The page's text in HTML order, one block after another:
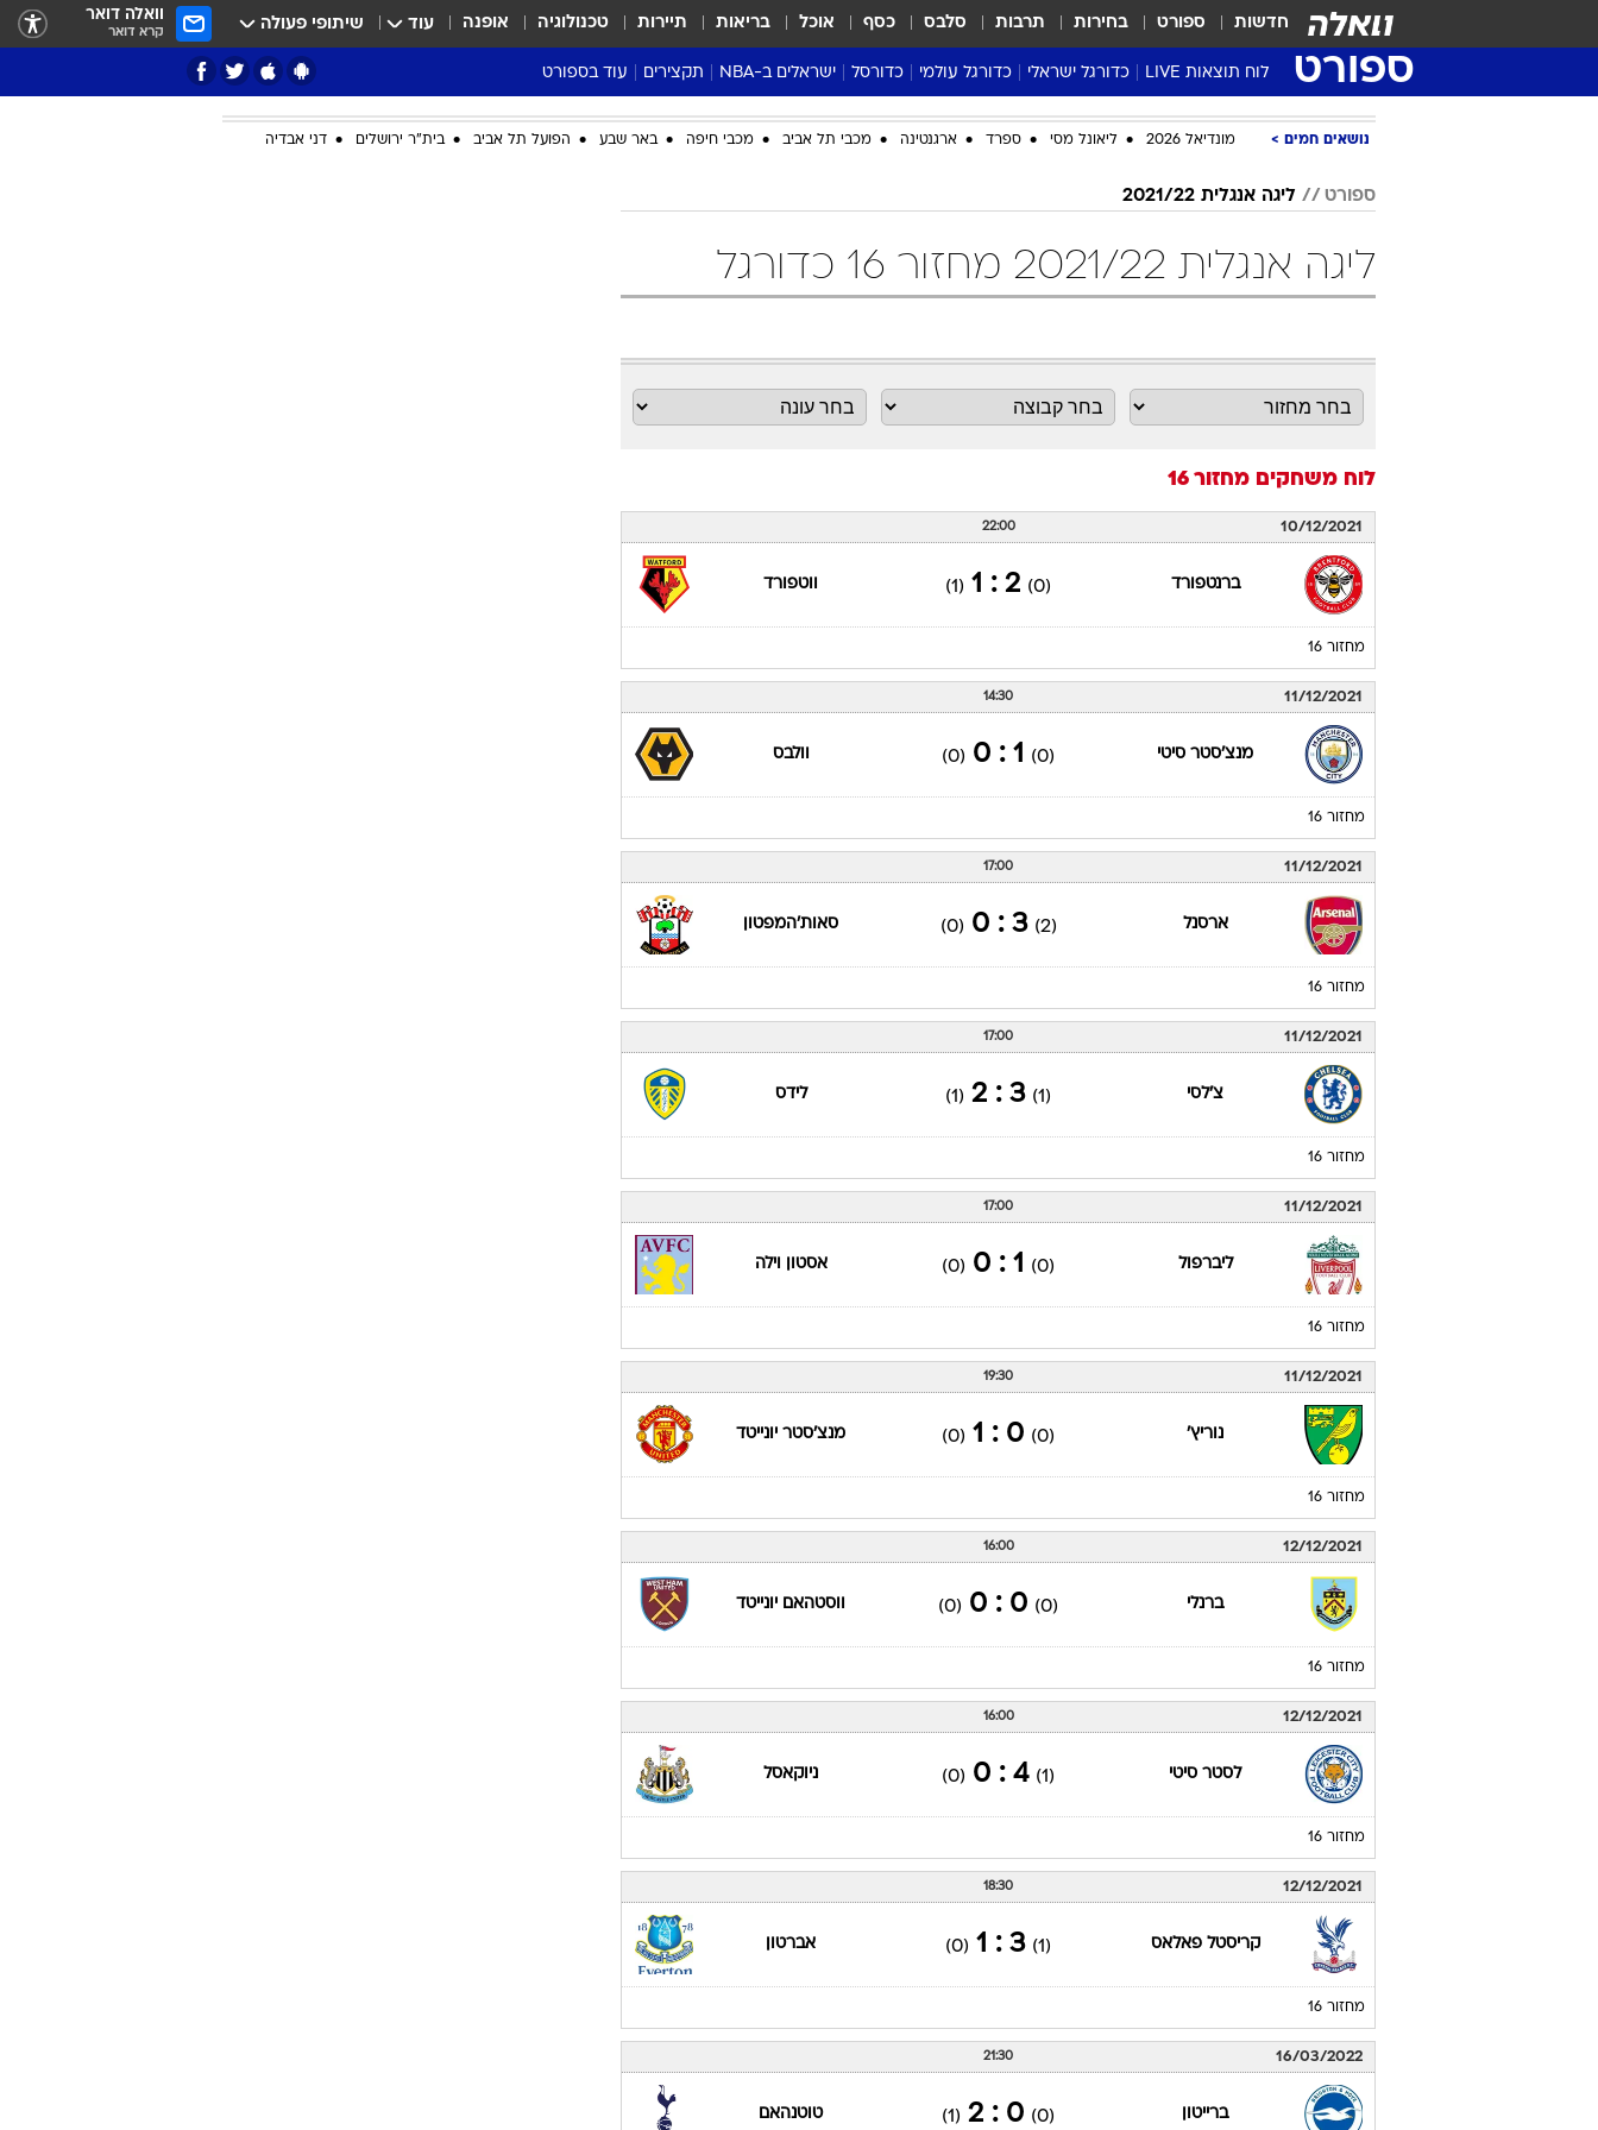
חדשות ספורט בחירות תרבות סלבס כסף אוכל בריאות תיירות טכנולוגיה אופנה עוד שיתופי פעולה וואלה דואר
קרא דואר
ספורט לוח תוצאות LIVE כדורגל ישראלי
ליגת העל Winner
גביע המדינה
שגרירים
נבחרות ישראל
ליגה א'
כדורגל עולמי
ליגה אנגלית
ליגה צרפתית
ליגת האלופות
דרום אמריקה
כדורסל
ליגת העל
נבחרות ישראל בכדורסל
כדורסל נשים
ישראלים ב-NBA
דני אבדיה
תקצירים עוד בספורט
מונדיאל 2026
NBA
אבא של שבת
סערה בממלכה
ענפים נוספים
כתבו לנו
נושאים חמים מונדיאל 2026 ליאונל מסי ספרד ארגנטינה מכבי תל אביב מכבי חיפה באר שבע הפועל תל אביב בית"ר ירושלים דני אבדיה
ספורט ליגה אנגלית 2021/22
ליגה אנגלית 2021/22 מחזור 16 כדורגל
לוח משחקים מחזור 16
10/12/2021
22:00
ברנטפורד (0)
2 : 1
(1) ווטפורד
מחזור 16
11/12/2021
14:30
מנצ'סטר סיטי (0)
1 : 0
(0) וולבס
מחזור 16
11/12/2021
17:00
ארסנל (2)
3 : 0
(0) סאות'המפטון
מחזור 16
11/12/2021
17:00
צ'לסי (1)
3 : 2
(1) לידס
מחזור 16
11/12/2021
17:00
ליברפול (0)
1 : 0
(0) אסטון וילה
מחזור 16
11/12/2021
19:30
נוריץ' (0)
0 : 1
(0) מנצ'סטר יונייטד
מחזור 16
12/12/2021
16:00
ברנלי (0)
0 : 0
(0) ווסטהאם יונייטד
מחזור 16
12/12/2021
16:00
לסטר סיטי (1)
4 : 0
(0) ניוקאסל
מחזור 16
12/12/2021
18:30
קריסטל פאלאס (1)
3 : 1
(0) אברטון
מחזור 16
16/03/2022
21:30
ברייטון (0)
0 : 2
(1) טוטנהאם